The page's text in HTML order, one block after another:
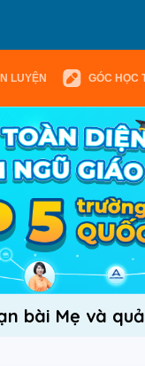
LUYỆN GÓC HỌC
bài Mẹ và